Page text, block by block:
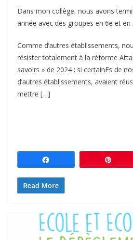
Dans mon collège, nous avons
année avec des groupes en 6e et en
Comme d’autres établissements,
résister totalement à la réforme
savoirs » de 2024 : si certainEs de
d’autres établissements, avaient
mettre […]
Read More